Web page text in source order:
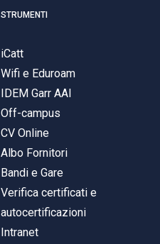
STRUMENTI
iCatt
Wifi e Eduroam
IDEM Garr AAI
Off-campus
CV Online
Albo Fornitori
Bandi e Gare
Verifica certificati e
autocertificazioni
Intranet